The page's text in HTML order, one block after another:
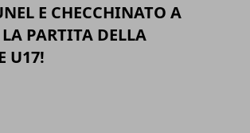
E CHECCHINATO A
LA PARTITA DELLA
U17!